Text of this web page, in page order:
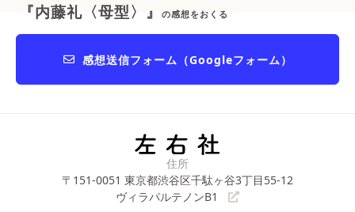
『内藤礼〈母型〉』 の感想をおくる
感想送信フォーム（Googleフォーム）
住所
〒151-0051 東京都渋谷区千駄ヶ谷3丁目55-12
ヴィラパルテノンB1